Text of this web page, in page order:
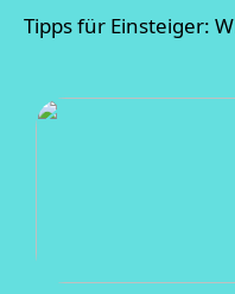
Tipps für Einsteiger: